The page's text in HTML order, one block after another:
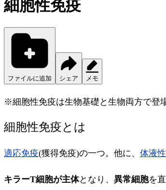
細胞性免疫
ファイルに追加 シェア メモ
※細胞性免疫は生物基礎と生物両方で登
細胞性免疫とは
適応免疫(獲得免疫)の一つ。他に、 体液
キラーT細胞が主体となり、 異常細胞を